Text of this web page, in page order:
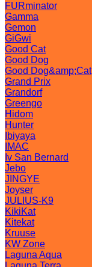
FURminator
Gamma
Gemon
GiGwi
Good Cat
Good Dog
Good Dog&amp;Cat
Grand Prix
Grandorf
Greengo
Hidom
Hunter
Ibiyaya
IMAC
Iv San Bernard
Jebo
JINGYE
Joyser
JULIUS-K9
KikiKat
Kitekat
Kruuse
KW Zone
Laguna Aqua